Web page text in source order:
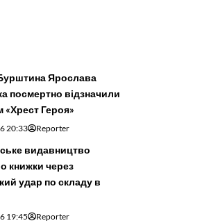
Ярослава
посмертно відзначили
«Хрест Героя»
20:33 Reporter
видавництво
книжки через
удар по складу в
19:45 Reporter